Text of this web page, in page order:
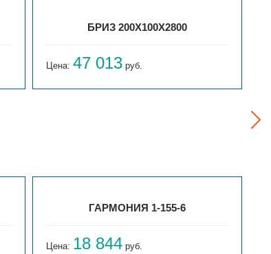
БРИЗ 200Х100Х2800
Цена: 47 013 руб.
ГАРМОНИЯ 1-155-6
Цена: 18 844 руб.